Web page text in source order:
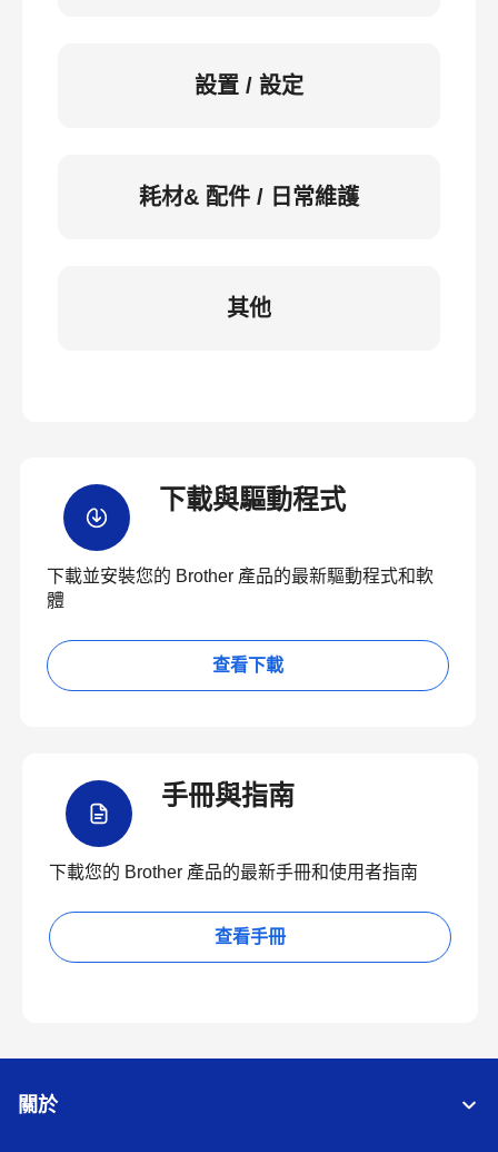
設置 / 設定
耗材& 配件 / 日常維護
其他
下載與驅動程式
下載並安裝您的 Brother 產品的最新驅動程式和軟
體
查看下載
手冊與指南
下載您的 Brother 產品的最新手冊和使用者指南
查看手冊
關於